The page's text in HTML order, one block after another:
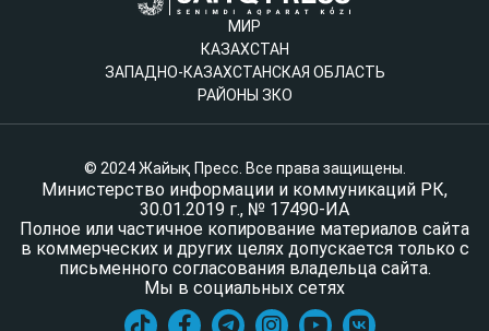
МИР
КАЗАХСТАН
ЗАПАДНО-КАЗАХСТАНСКАЯ ОБЛАСТЬ
РАЙОНЫ ЗКО
© 2024 Жайық Пресс. Все права защищены.
Министерство информации и коммуникаций РК,
30.01.2019 г., № 17490-ИА
Полное или частичное копирование материалов сайта
в коммерческих и других целях допускается только с
письменного согласования владельца сайта.
Мы в социальных сетях